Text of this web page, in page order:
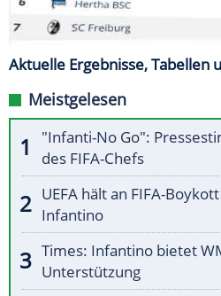
Aktuelle Ergebnisse, Tabellen
Meistgelesen
"Infanti-No Go":
des FIFA-Chefs
UEFA hält an FIFA-
Infantino
Times: Infantino bietet
Unterstützung